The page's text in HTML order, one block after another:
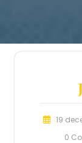
19
0